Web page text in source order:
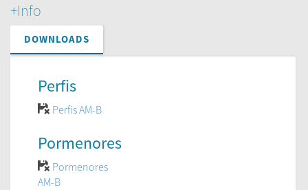
+Info
DOWNLOADS
Perfis
Perfis AM-B
Pormenores
Pormenores
AM-B